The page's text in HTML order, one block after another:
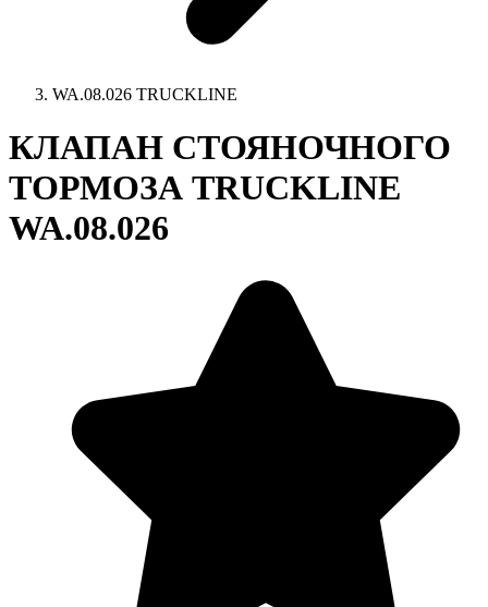
WA.08.026 TRUCKLINE
КЛАПАН СТОЯНОЧНОГО
ТОРМОЗА TRUCKLINE
WA.08.026